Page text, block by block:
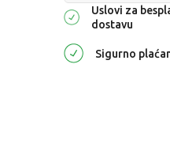
Uslovi za
dostavu
Sigurno